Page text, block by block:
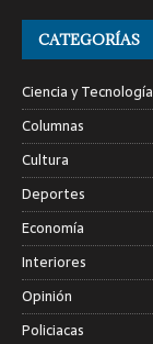
CATEGORÍAS
Ciencia y Tecnología
Columnas
Cultura
Deportes
Economía
Interiores
Opinión
Policiacas